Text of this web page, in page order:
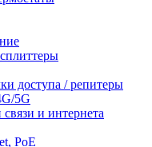
доступа / репитеры
5G
и интернета
PoE